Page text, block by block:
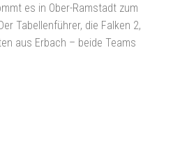
es in Ober-Ramstadt zum
Tabellenführer, die Falken 2,
aus Erbach – beide Teams